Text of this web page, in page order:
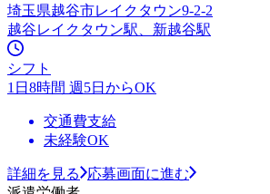
埼玉県越谷市レイクタウン9-2-2
越谷レイクタウン駅、新越谷駅
シフト
1日8時間 週5日からOK
交通費支給
未経験OK
詳細を見る
応募画面に進む